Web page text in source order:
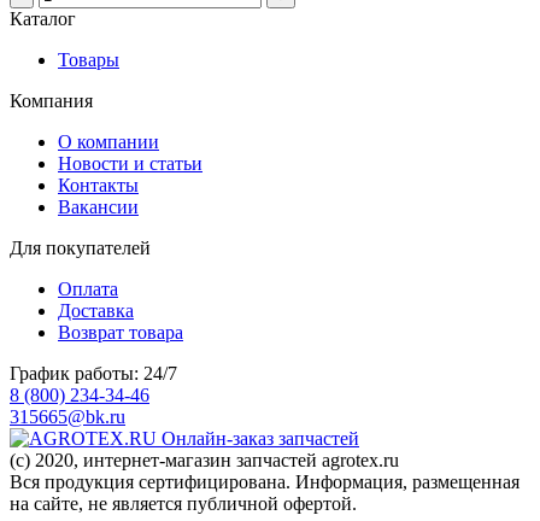
Каталог
Товары
Компания
О компании
Новости и статьи
Контакты
Вакансии
Для покупателей
Оплата
Доставка
Возврат товара
График работы: 24/7
8 (800) 234-34-46
315665@bk.ru
Онлайн-заказ запчастей
(c) 2020, интернет-магазин запчастей agrotex.ru
Вся продукция сертифицирована. Информация, размещенная
на сайте, не является публичной офертой.